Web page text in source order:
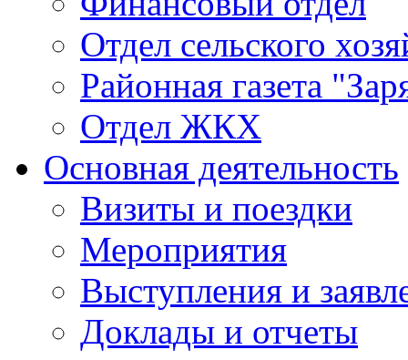
Отдел сельского
Районная газета
Отдел ЖКХ
Основная деятельность
Визиты и поездки
Мероприятия
Выступления и
Доклады и отчеты